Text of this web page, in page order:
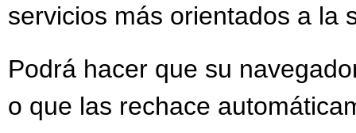
servicios más orientados a la
Podrá hacer que su
o que las rechace